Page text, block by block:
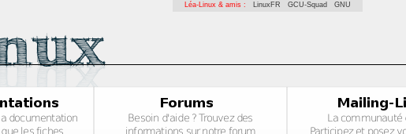
Léa-Linux & amis : LinuxFR GCU-Squad GNU